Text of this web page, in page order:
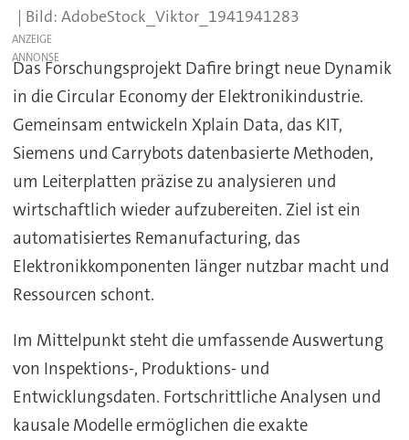
AdobeStock_Viktor_1941941283
ANZEIGE
Das Forschungsprojekt Dafire bringt neue Dynamik
in die Circular Economy der Elektronikindustrie.
Gemeinsam entwickeln Xplain Data, das KIT,
Siemens und Carrybots datenbasierte Methoden,
um Leiterplatten präzise zu analysieren und
wirtschaftlich wieder aufzubereiten. Ziel ist ein
automatisiertes Remanufacturing, das
Elektronikkomponenten länger nutzbar macht und
Ressourcen schont.
Im Mittelpunkt steht die umfassende Auswertung
von Inspektions-, Produktions- und
Entwicklungsdaten. Fortschrittliche Analysen und
kausale Modelle ermöglichen die exakte